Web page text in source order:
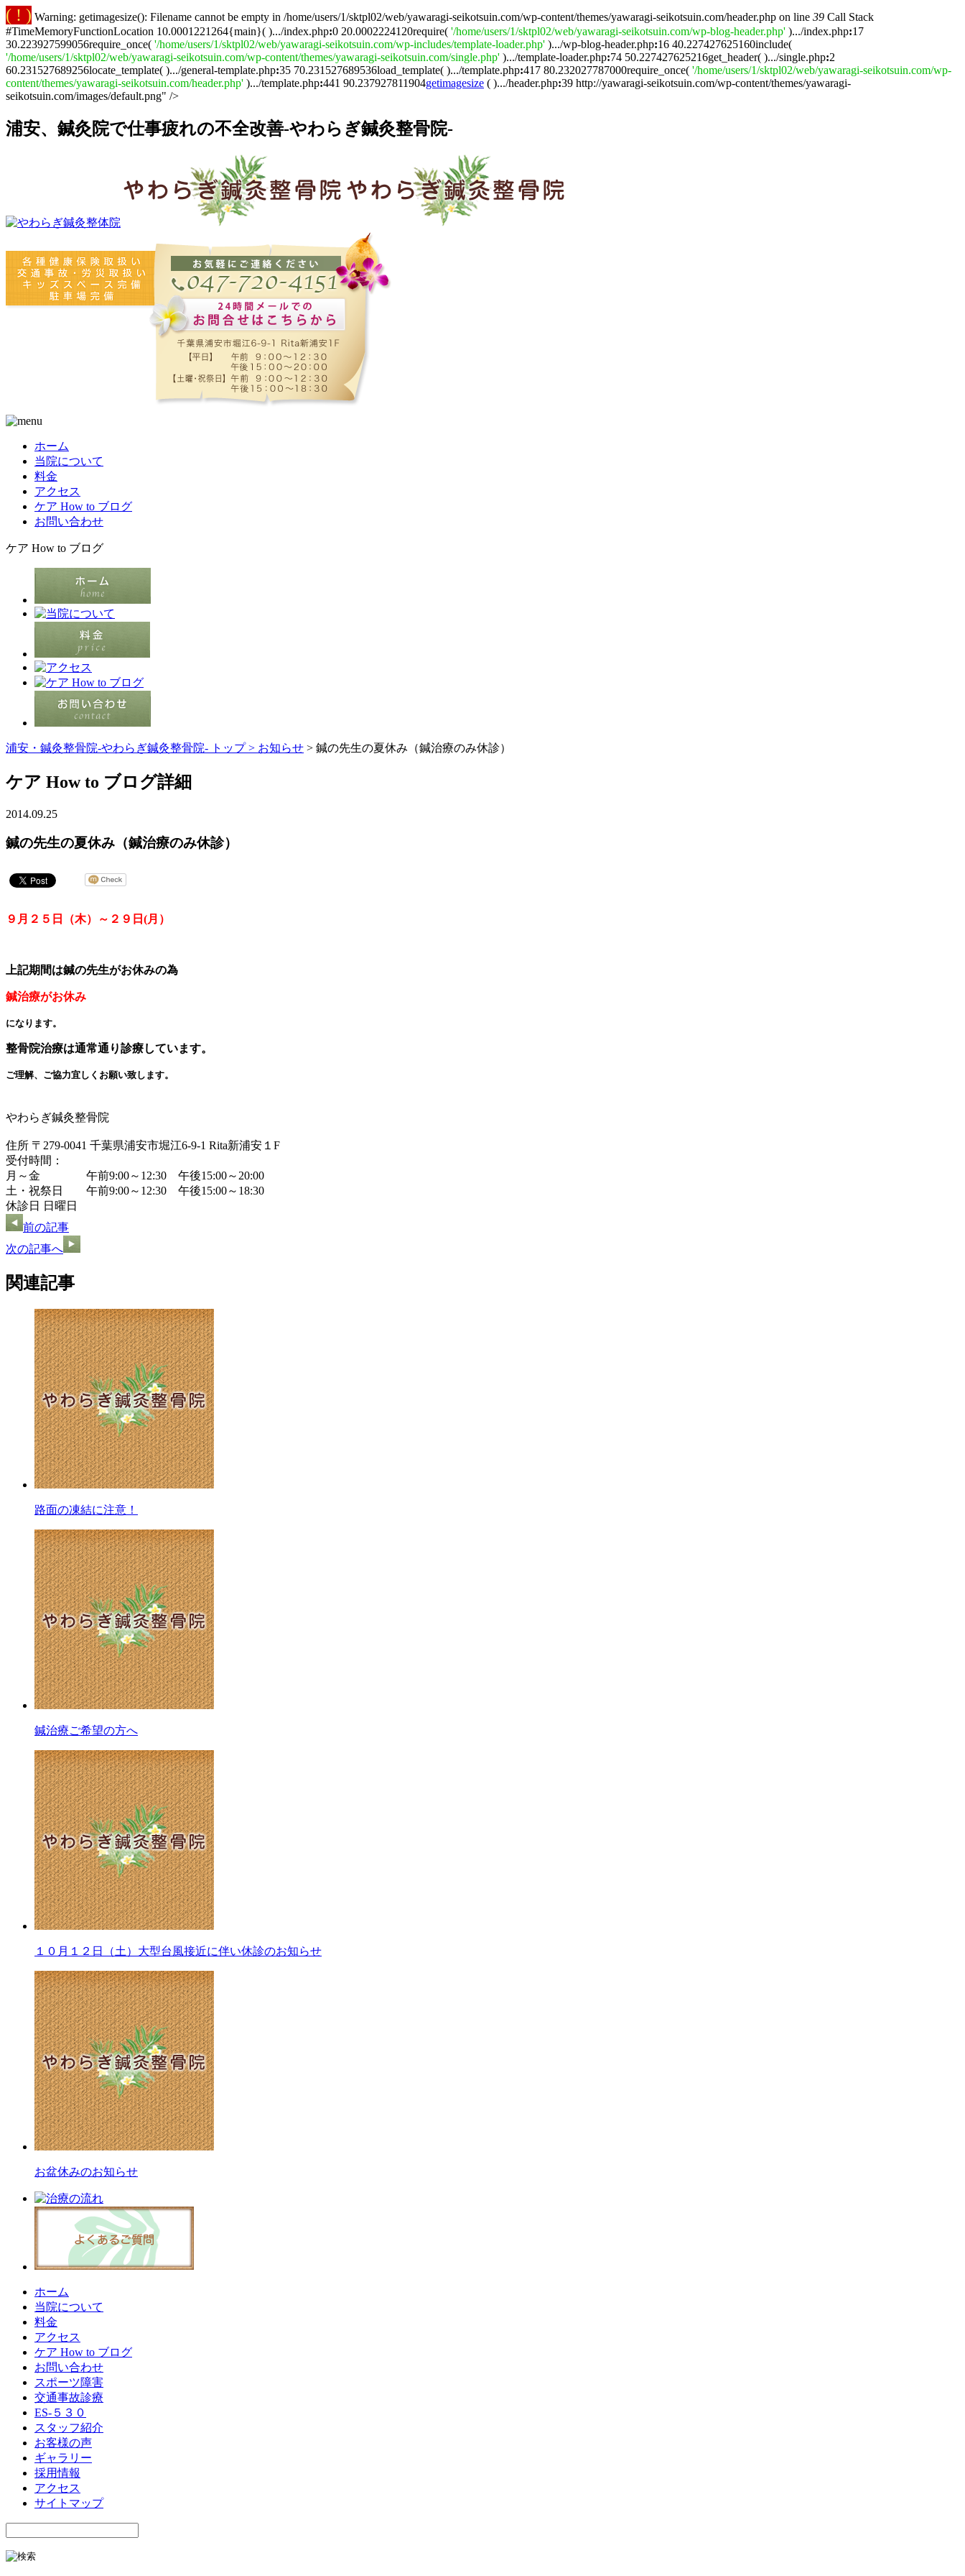
( ! ) Warning: getimagesize(): Filename cannot be empty in /home/users/1/sktpl02/web/yawaragi-seikotsuin.com/wp-content/themes/yawaragi-seikotsuin.com/header.php on line 39 Call Stack
#TimeMemoryFunctionLocation 10.0001221264{main}( ).../index.php:0 20.0002224120require( '/home/users/1/sktpl02/web/yawaragi-seikotsuin.com/wp-blog-header.php' ).../index.php:17
30.223927599056require_once( '/home/users/1/sktpl02/web/yawaragi-seikotsuin.com/wp-includes/template-loader.php' ).../wp-blog-header.php:16 40.227427625160include(
'/home/users/1/sktpl02/web/yawaragi-seikotsuin.com/wp-content/themes/yawaragi-seikotsuin.com/single.php' ).../template-loader.php:74 50.227427625216get_header( ).../single.php:2
60.231527689256locate_template( ).../general-template.php:35 70.231527689536load_template( ).../template.php:417 80.232027787000require_once( '/home/users/1/sktpl02/web/yawaragi-seikotsuin.com/wp-
content/themes/yawaragi-seikotsuin.com/header.php' ).../template.php:441 90.237927811904getimagesize ( ).../header.php:39 http://yawaragi-seikotsuin.com/wp-content/themes/yawaragi-
seikotsuin.com/images/default.png" />
浦安、鍼灸院で仕事疲れの不全改善-やわらぎ鍼灸整骨院-
ホーム
当院について
料金
アクセス
ケア How to ブログ
お問い合わせ
ケア How to ブログ
浦安・鍼灸整骨院-やわらぎ鍼灸整骨院- トップ > お知らせ > 鍼の先生の夏休み（鍼治療のみ休診）
ケア How to ブログ詳細
2014.09.25
鍼の先生の夏休み（鍼治療のみ休診）
９月２５日（木）～２９日(月）
上記期間は鍼の先生がお休みの為
鍼治療がお休み
になります。
整骨院治療は通常通り診療しています。
ご理解、ご協力宜しくお願い致します。
やわらぎ鍼灸整骨院
住所 〒279-0041 千葉県浦安市堀江6-9-1 Rita新浦安１F
受付時間：
月～金 午前9:00～12:30 午後15:00～20:00
土・祝祭日 午前9:00～12:30 午後15:00～18:30
休診日 日曜日
前の記事
次の記事へ
関連記事
路面の凍結に注意！
鍼治療ご希望の方へ
１０月１２日（土）大型台風接近に伴い休診のお知らせ
お盆休みのお知らせ
ホーム
当院について
料金
アクセス
ケア How to ブログ
お問い合わせ
スポーツ障害
交通事故診療
ES-５３０
スタッフ紹介
お客様の声
ギャラリー
採用情報
アクセス
サイトマップ